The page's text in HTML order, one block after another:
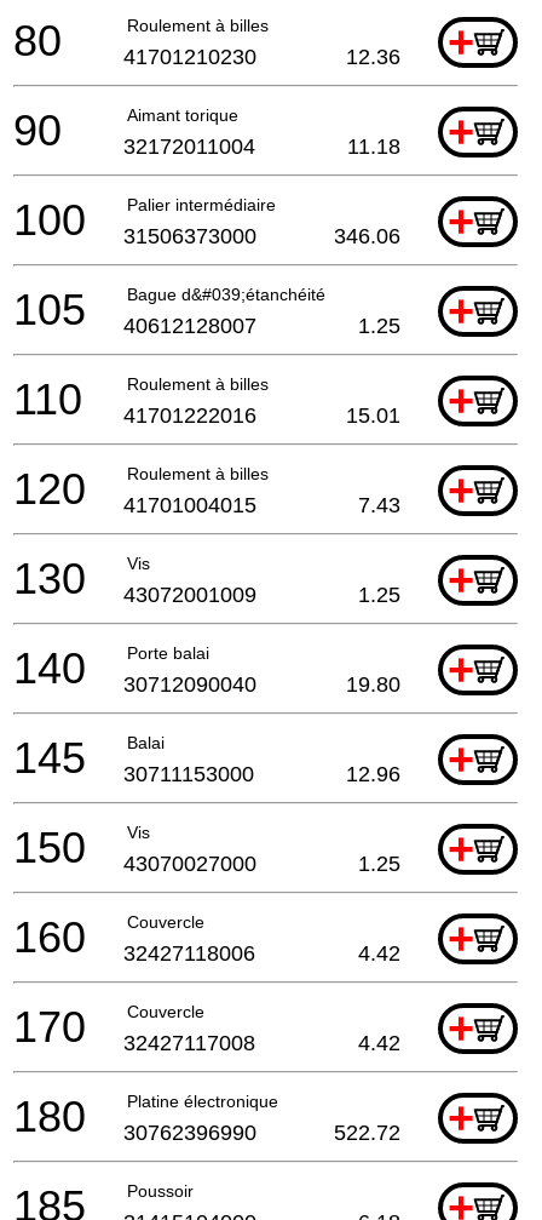
Roulement à billes +
80 41701210230 12.36
Aimant torique +
90 32172011004 11.18
Palier intermédiaire +
100 31506373000 346.06
Bague d&#039;étanchéité +
105 40612128007 1.25
Roulement à billes +
110 41701222016 15.01
Roulement à billes +
120 41701004015 7.43
Vis +
130 43072001009 1.25
Porte balai +
140 30712090040 19.80
Balai +
145 30711153000 12.96
Vis +
150 43070027000 1.25
Couvercle +
160 32427118006 4.42
Couvercle +
170 32427117008 4.42
Platine électronique +
180 30762396990 522.72
Poussoir +
185